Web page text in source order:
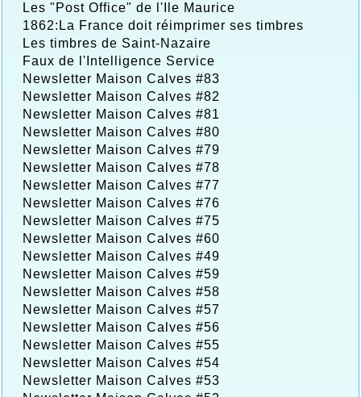
Les "Post Office" de l'Ile Maurice
1862:La France doit réimprimer ses timbres
Les timbres de Saint-Nazaire
Faux de l'Intelligence Service
Newsletter Maison Calves #83
Newsletter Maison Calves #82
Newsletter Maison Calves #81
Newsletter Maison Calves #80
Newsletter Maison Calves #79
Newsletter Maison Calves #78
Newsletter Maison Calves #77
Newsletter Maison Calves #76
Newsletter Maison Calves #75
Newsletter Maison Calves #60
Newsletter Maison Calves #49
Newsletter Maison Calves #59
Newsletter Maison Calves #58
Newsletter Maison Calves #57
Newsletter Maison Calves #56
Newsletter Maison Calves #55
Newsletter Maison Calves #54
Newsletter Maison Calves #53